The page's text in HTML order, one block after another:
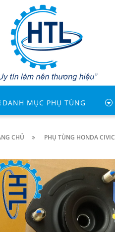
DANH MỤC PHỤ TÙNG
CHỦ PHỤ TÙNG HONDA CIVIC